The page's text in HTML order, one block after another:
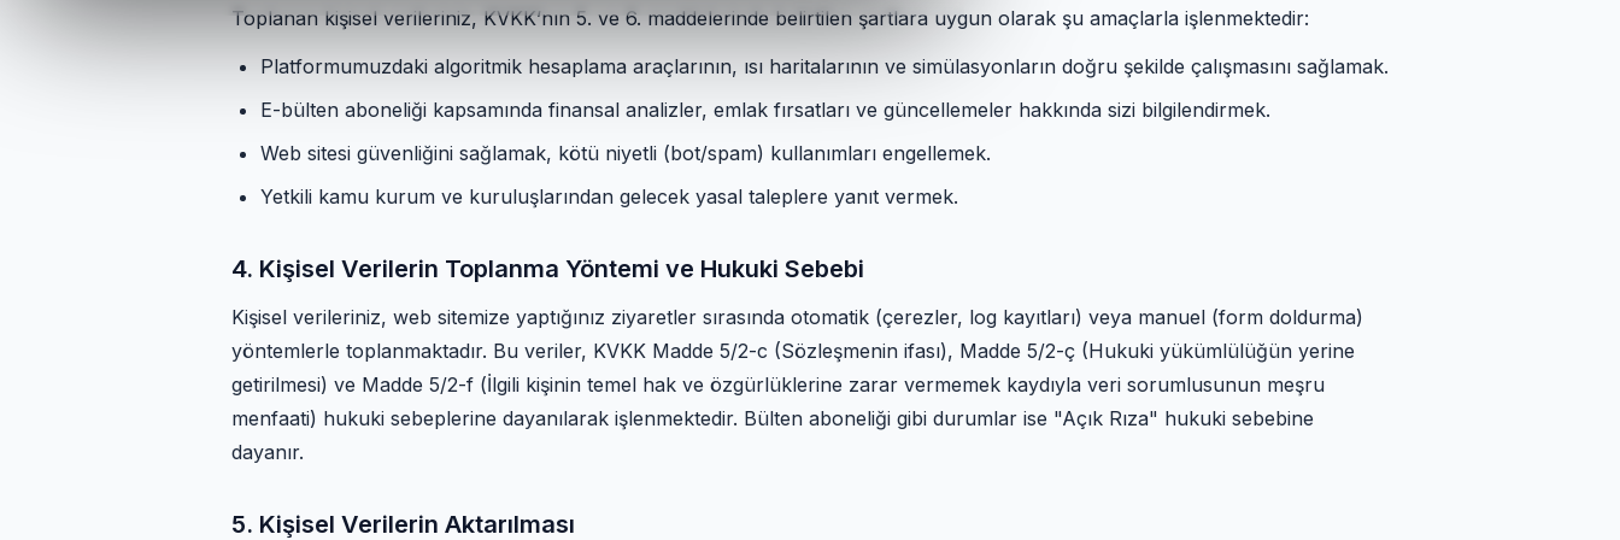
Toplanan kişisel verileriniz, KVKK’nın 5. ve 6. maddelerinde belirtilen şartlara uygun olarak şu amaçlarla işlenmektedir:
Platformumuzdaki algoritmik hesaplama araçlarının, ısı haritalarının ve simülasyonların doğru şekilde çalışmasını sağlamak.
E-bülten aboneliği kapsamında finansal analizler, emlak fırsatları ve güncellemeler hakkında sizi bilgilendirmek.
Web sitesi güvenliğini sağlamak, kötü niyetli (bot/spam) kullanımları engellemek.
Yetkili kamu kurum ve kuruluşlarından gelecek yasal taleplere yanıt vermek.
4. Kişisel Verilerin Toplanma Yöntemi ve Hukuki Sebebi
Kişisel verileriniz, web sitemize yaptığınız ziyaretler sırasında otomatik (çerezler, log kayıtları) veya manuel (form doldurma)
yöntemlerle toplanmaktadır. Bu veriler, KVKK Madde 5/2-c (Sözleşmenin ifası), Madde 5/2-ç (Hukuki yükümlülüğün yerine
getirilmesi) ve Madde 5/2-f (İlgili kişinin temel hak ve özgürlüklerine zarar vermemek kaydıyla veri sorumlusunun meşru
menfaati) hukuki sebeplerine dayanılarak işlenmektedir. Bülten aboneliği gibi durumlar ise "Açık Rıza" hukuki sebebine
dayanır.
5. Kişisel Verilerin Aktarılması